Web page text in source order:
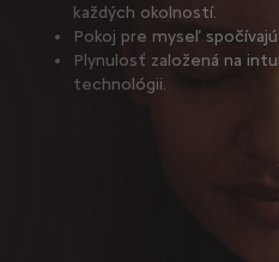
každých okolností.
Pokoj pre myseľ
Plynulosť založená na
technológii.